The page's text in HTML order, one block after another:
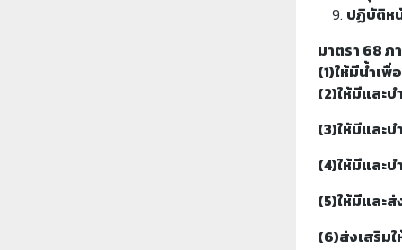
ปฏิบัติห
มาตรา 68
(1)ให้มีน้ำเพื่
(2)ให้มีและ
(3)ให้มีและบ
(4)ให้มีและ
(5)ให้มีและ
(6)ส่งเสริม